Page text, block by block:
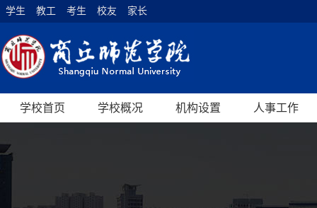
学生 教工 考生 校友 家长
学校首页 学校概况 机构设置 人事工作